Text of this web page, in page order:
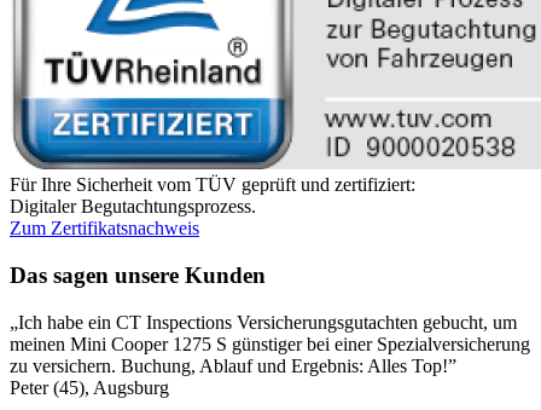
Für Ihre Sicherheit vom TÜV geprüft und zertifiziert:
Digitaler Begutachtungsprozess.
Zum Zertifikatsnachweis
Das sagen unsere Kunden
„Ich habe ein CT Inspections Versicherungsgutachten gebucht, um
meinen Mini Cooper 1275 S günstiger bei einer Spezialversicherung
zu versichern. Buchung, Ablauf und Ergebnis: Alles Top!”
Peter (45), Augsburg